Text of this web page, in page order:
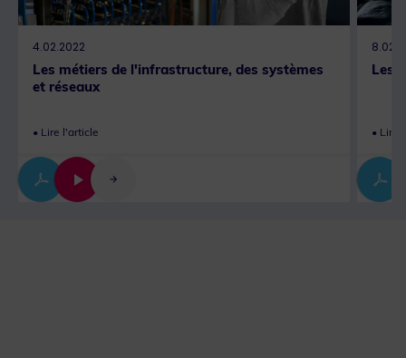
4.02.2022
Les métiers de l'infrastructure, des systèmes
et réseaux
Les